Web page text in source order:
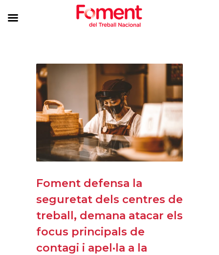
Foment defensa la
seguretat dels centres de
treball, demana atacar els
focus principals de
contagi i apel·la a la